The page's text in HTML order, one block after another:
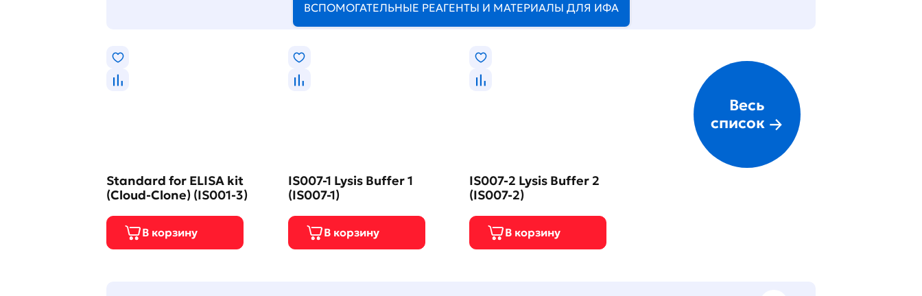
ВСПОМОГАТЕЛЬНЫЕ РЕАГЕНТЫ И МАТЕРИАЛЫ ДЛЯ ИФА
Standard for ELISA kit
(Cloud-Clone) (IS001-3)
IS007-1 Lysis Buffer 1
(IS007-1)
IS007-2 Lysis Buffer 2
(IS007-2)
Весь
список